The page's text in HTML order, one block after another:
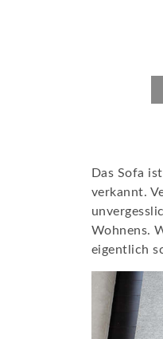
Das Sofa
verkannt.
Wohnens.
eigentlich